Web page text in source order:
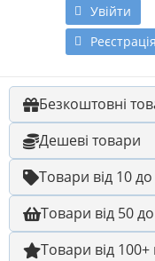
Увійти
Реєстрація
Безкоштовні
Дешеві товари
Товари від 10
Товари від 50
Товари від